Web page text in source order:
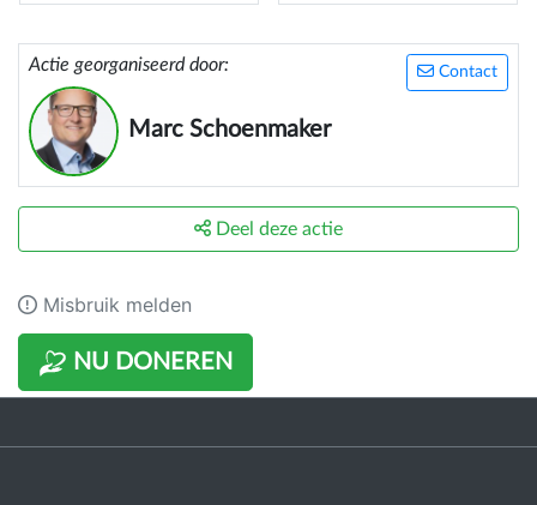
Contact
Actie georganiseerd door:
Marc Schoenmaker
NU DONEREN
Deel deze actie
Misbruik melden